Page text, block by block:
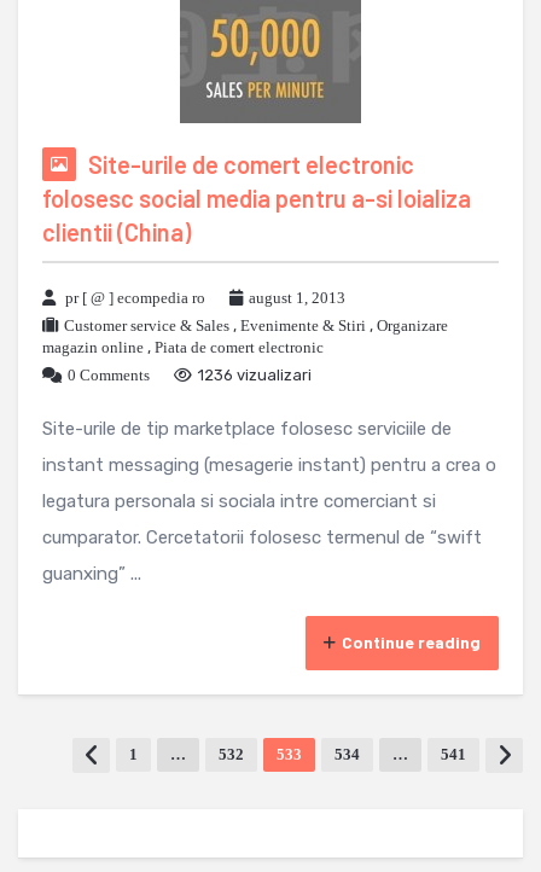
Site-urile de comert electronic
folosesc social media pentru a-si loializa
clientii (China)
pr [ @ ] ecompedia ro
august 1, 2013
Customer service & Sales , Evenimente & Stiri , Organizare
magazin online , Piata de comert electronic
0 Comments
1236 vizualizari
Site-urile de tip marketplace folosesc serviciile de
instant messaging (mesagerie instant) pentru a crea o
legatura personala si sociala intre comerciant si
cumparator. Cercetatorii folosesc termenul de “swift
guanxing” ...
Continue reading
1 … 532 533 534 … 541